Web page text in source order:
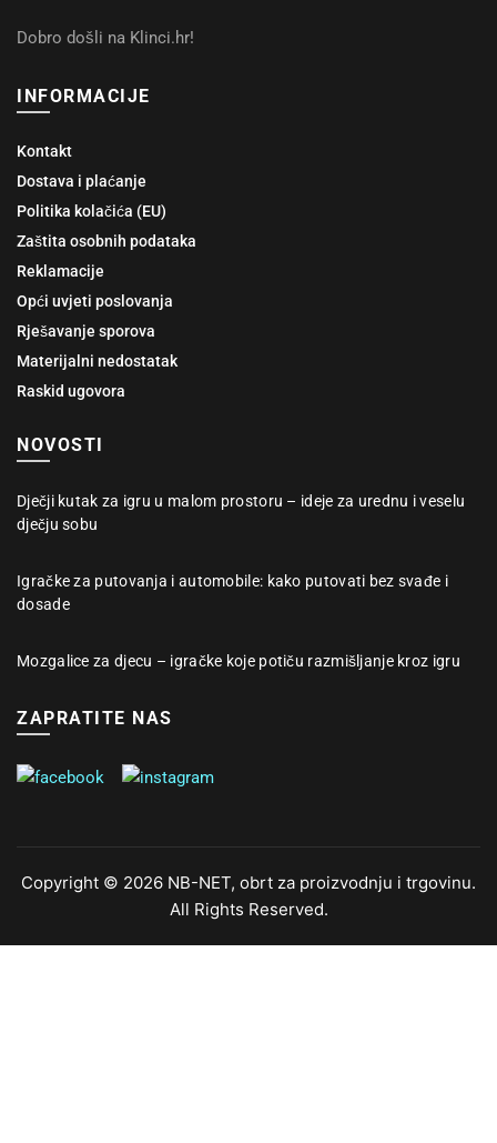
Dobro došli na Klinci.hr!
INFORMACIJE
Kontakt
Dostava i plaćanje
Politika kolačića (EU)
Zaštita osobnih podataka
Reklamacije
Opći uvjeti poslovanja
Rješavanje sporova
Materijalni nedostatak
Raskid ugovora
NOVOSTI
Dječji kutak za igru u malom prostoru – ideje za urednu i veselu
dječju sobu
Igračke za putovanja i automobile: kako putovati bez svađe i
dosade
Mozgalice za djecu – igračke koje potiču razmišljanje kroz igru
ZAPRATITE NAS
Copyright © 2026 NB-NET, obrt za proizvodnju i trgovinu.
All Rights Reserved.